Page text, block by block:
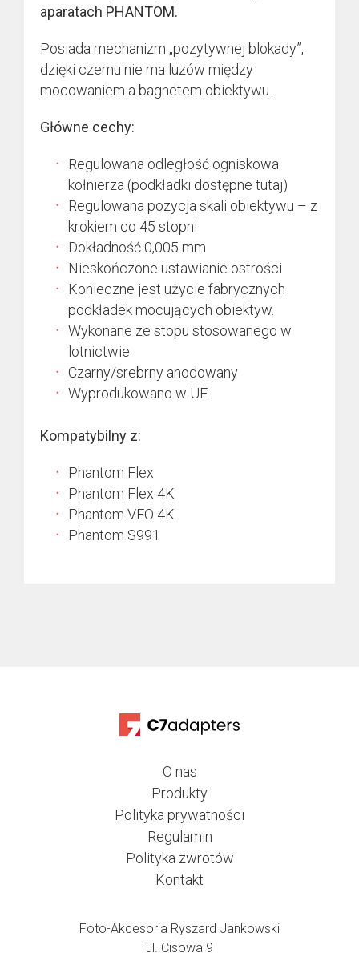
aparatach PHANTOM.
Posiada mechanizm „pozytywnej blokady”,
dzięki czemu nie ma luzów między
mocowaniem a bagnetem obiektywu.
Główne cechy:
Regulowana odległość ogniskowa
kołnierza (podkładki dostępne tutaj)
Regulowana pozycja skali obiektywu – z
krokiem co 45 stopni
Dokładność 0,005 mm
Nieskończone ustawianie ostrości
Konieczne jest użycie fabrycznych
podkładek mocujących obiektyw.
Wykonane ze stopu stosowanego w
lotnictwie
Czarny/srebrny anodowany
Wyprodukowano w UE
Kompatybilny z:
Phantom Flex
Phantom Flex 4K
Phantom VEO 4K
Phantom S991
O nas
Produkty
Polityka prywatności
Regulamin
Polityka zwrotów
Kontakt
Foto-Akcesoria Ryszard Jankowski
ul. Cisowa 9